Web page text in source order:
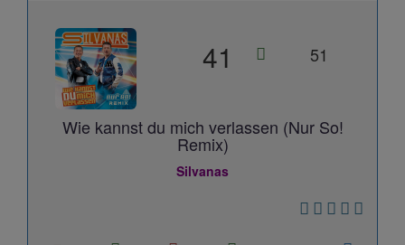
41 51
Wie kannst du mich verlassen (Nur So!
Remix)
Silvanas